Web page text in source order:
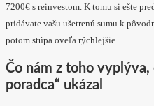
7200€ s reinvestom. K tomu si ešte
pridávate vašu ušetrenú sumu k
potom stúpa oveľa rýchlejšie.
Čo nám z toho
poradca“ ukázal